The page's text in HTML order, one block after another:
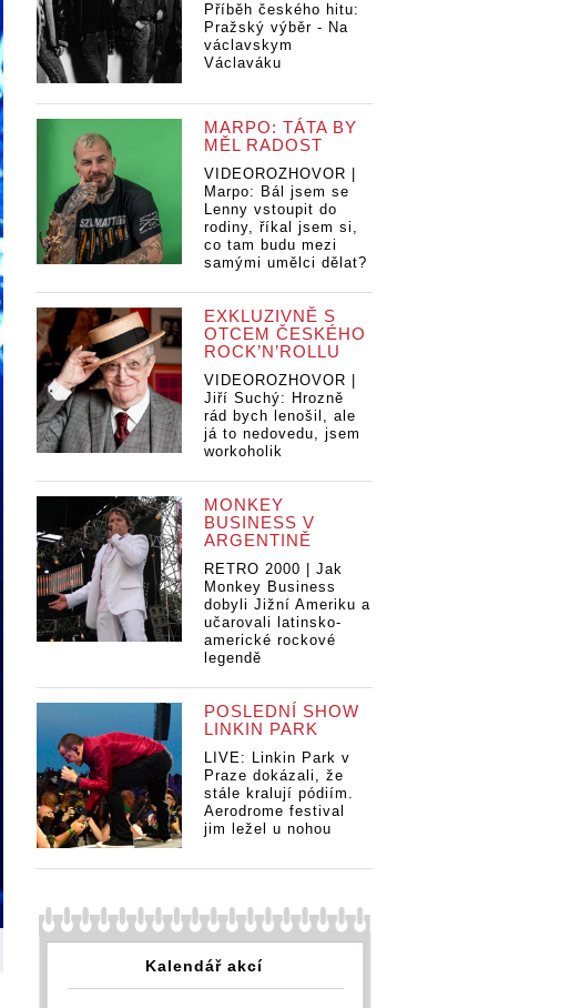
Příběh českého hitu:
Pražský výběr - Na
václavskym
Václaváku
MARPO: TÁTA BY
MĚL RADOST
VIDEOROZHOVOR |
Marpo: Bál jsem se
Lenny vstoupit do
rodiny, říkal jsem si,
co tam budu mezi
samými umělci dělat?
EXKLUZIVNĚ S
OTCEM ČESKÉHO
ROCK’N’ROLLU
VIDEOROZHOVOR |
Jiří Suchý: Hrozně
rád bych lenošil, ale
já to nedovedu, jsem
workoholik
MONKEY
BUSINESS V
ARGENTINĚ
RETRO 2000 | Jak
Monkey Business
dobyli Jižní Ameriku a
učarovali latinsko-
americké rockové
legendě
POSLEDNÍ SHOW
LINKIN PARK
LIVE: Linkin Park v
Praze dokázali, že
stále kralují pódiím.
Aerodrome festival
jim ležel u nohou
Kalendář akcí